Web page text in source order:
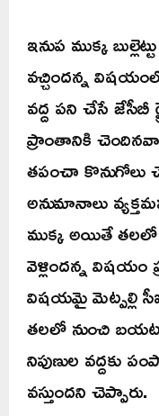
ఇనుప ముక్క
వచ్చిందన్న
వద్ద పని చేసే జేసీబీ
ప్రాంతానికి
తపంచా కొనుగోలు
అనుమానాలు
ముక్క అయితే తలలో
వెళ్లిందన్న విషయం
విషయమై మెట్పల్లి
తలలో నుంచి
నిపుణుల వద్దకు
వస్తుందని చెప్పారు.